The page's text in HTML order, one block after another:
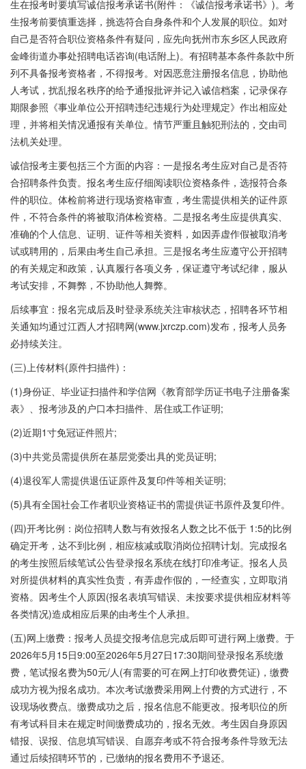
生在报考时要填写诚信报考承诺书(附件：《诚信报考承诺书》)。考
生报考前要慎重选择，挑选符合自身条件和个人发展的职位。如对
自己是否符合职位资格条件有疑问，应先向抚州市东乡区人民政府
金峰街道办事处招聘电话咨询(电话附上)。有招聘基本条件条款中所
列不具备报考资格者，不得报考。对因恶意注册报名信息，协助他
人考试，扰乱报名秩序的给予通报批评并记入诚信档案，记录保存
期限参照《事业单位公开招聘违纪违规行为处理规定》作出相应处
理，并将相关情况通报有关单位。情节严重且触犯刑法的，交由司
法机关处理。
诚信报考主要包括三个方面的内容：一是报名考生应对自己是否符
合招聘条件负责。报名考生应仔细阅读职位资格条件，选报符合条
件的职位。体检前将进行现场资格审查，考生需提供相关的证件原
件，不符合条件的将被取消体检资格。二是报名考生应提供真实、
准确的个人信息、证明、证件等相关资料，如因弄虚作假被取消考
试或聘用的，后果由考生自己承担。三是报名考生应遵守公开招聘
的有关规定和政策，认真履行各项义务，保证遵守考试纪律，服从
考试安排，不舞弊，不协助他人舞弊。
后续事宜：报名完成后及时登录系统关注审核状态，招聘各环节相
关通知均通过江西人才招聘网(www.jxrczp.com)发布，报考人员务
必持续关注。
(三)上传材料(原件扫描件)：
(1)身份证、毕业证扫描件和学信网《教育部学历证书电子注册备案
表》、报考涉及的户口本扫描件、居住或工作证明;
(2)近期1寸免冠证件照片;
(3)中共党员需提供所在基层党委出具的党员证明;
(4)退役军人需提供退伍证原件及复印件等相关证明;
(5)具有全国社会工作者职业资格证书的需提供证书原件及复印件。
(四)开考比例：岗位招聘人数与有效报名人数之比不低于 1:5的比例
确定开考，达不到比例，相应核减或取消岗位招聘计划。完成报名
的考生按照后续笔试公告登录报名系统在线打印准考证。报名人员
对所提供材料的真实性负责，有弄虚作假的，一经查实，立即取消
资格。因考生个人原因(报名表填写错误、未按要求提供相应材料等
各类情况)造成相应后果的由考生个人承担。
(五)网上缴费：报考人员提交报考信息完成后即可进行网上缴费。于
2026年5月15日9:00至2026年5月27日17:30期间登录报名系统缴
费，笔试报名费为50元/人(有需要的可在网上打印收费凭证)，缴费
成功方视为报名成功。本次考试缴费采用网上付费的方式进行，不
设现场收费点。缴费成功之后，报名信息不能更改。报考职位的所
有考试科目未在规定时间缴费成功的，报名无效。考生因自身原因
错报、误报、信息填写错误、自愿弃考或不符合报考条件导致无法
通过后续招聘环节的，已缴纳的报名费用不予退还。